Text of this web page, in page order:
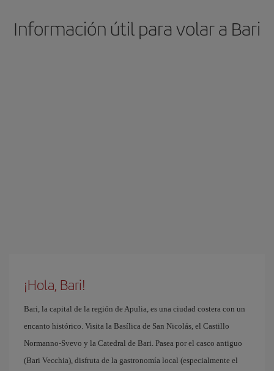
Información útil para volar a Bari
¡Hola, Bari!
Bari, la capital de la región de Apulia, es una ciudad costera con un
encanto histórico. Visita la Basílica de San Nicolás, el Castillo
Normanno-Svevo y la Catedral de Bari. Pasea por el casco antiguo
(Bari Vecchia), disfruta de la gastronomía local (especialmente el